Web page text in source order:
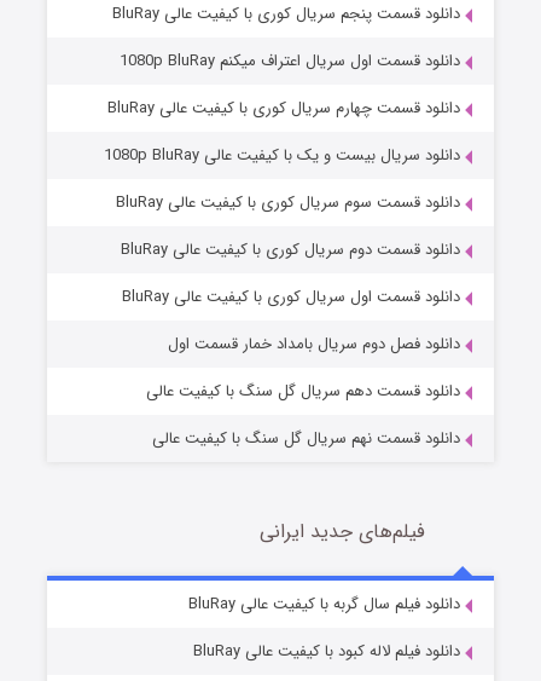
مردگان متحرک: شهر مرده ۳
قسمت2 (زیرنویس) منتشر شد
قسمت7 (زیرنویس) منتشر شد
دانلود قسمت پنجم سریال کوری با کیفیت عالی BluRay
دانلود قسمت اول سریال اعتراف میکنم 1080p BluRay
دانلود قسمت چهارم سریال کوری با کیفیت عالی BluRay
دانلود سریال بیست و یک با کیفیت عالی 1080p BluRay
دانلود قسمت سوم سریال کوری با کیفیت عالی BluRay
دانلود قسمت دوم سریال کوری با کیفیت عالی BluRay
دانلود قسمت اول سریال کوری با کیفیت عالی BluRay
دانلود فصل دوم سریال بامداد خمار قسمت اول
دانلود قسمت دهم سریال گل سنگ با کیفیت عالی
دانلود قسمت نهم سریال گل سنگ با کیفیت عالی
فیلم‌های جدید ایرانی
دانلود فیلم سال گربه با کیفیت عالی BluRay
دانلود فیلم لاله کبود با کیفیت عالی BluRay